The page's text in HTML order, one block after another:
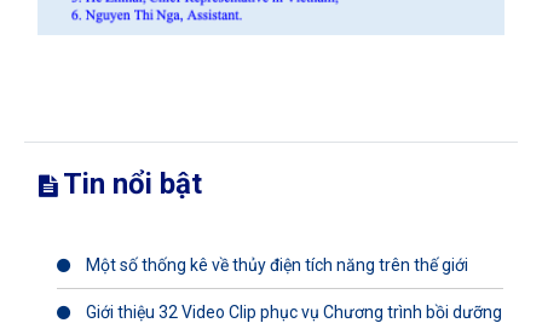
Tin nổi bật
Một số thống kê về thủy điện tích năng trên thế giới
Giới thiệu 32 Video Clip phục vụ Chương trình bồi dưỡng